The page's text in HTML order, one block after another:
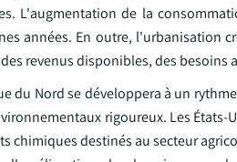
L'augmentation de la
années. En outre, l'urbanisation
revenus disponibles, des besoins
du Nord se développera à un
rigoureux. Les
chimiques destinés au secteur